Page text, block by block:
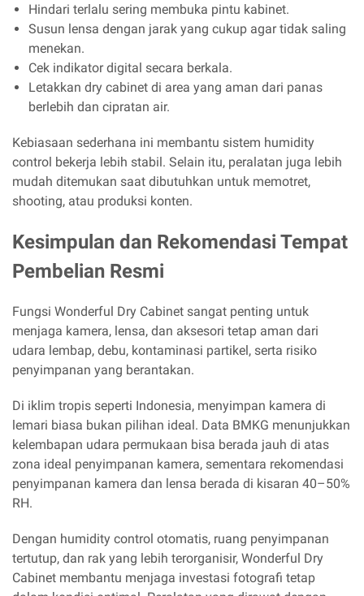
Hindari terlalu sering membuka pintu kabinet.
Susun lensa dengan jarak yang cukup agar tidak saling
menekan.
Cek indikator digital secara berkala.
Letakkan dry cabinet di area yang aman dari panas
berlebih dan cipratan air.
Kebiasaan sederhana ini membantu sistem humidity
control bekerja lebih stabil. Selain itu, peralatan juga lebih
mudah ditemukan saat dibutuhkan untuk memotret,
shooting, atau produksi konten.
Kesimpulan dan Rekomendasi Tempat
Pembelian Resmi
Fungsi Wonderful Dry Cabinet sangat penting untuk
menjaga kamera, lensa, dan aksesori tetap aman dari
udara lembap, debu, kontaminasi partikel, serta risiko
penyimpanan yang berantakan.
Di iklim tropis seperti Indonesia, menyimpan kamera di
lemari biasa bukan pilihan ideal. Data BMKG menunjukkan
kelembapan udara permukaan bisa berada jauh di atas
zona ideal penyimpanan kamera, sementara rekomendasi
penyimpanan kamera dan lensa berada di kisaran 40–50%
RH.
Dengan humidity control otomatis, ruang penyimpanan
tertutup, dan rak yang lebih terorganisir, Wonderful Dry
Cabinet membantu menjaga investasi fotografi tetap